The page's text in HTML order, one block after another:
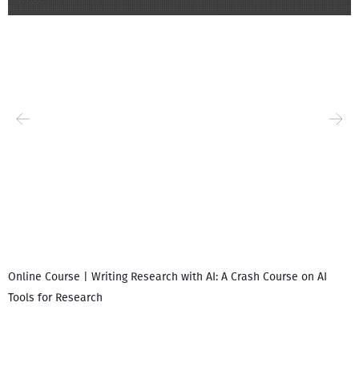
Online Course | Writing Research with AI: A Crash Course on AI
Tools for Research